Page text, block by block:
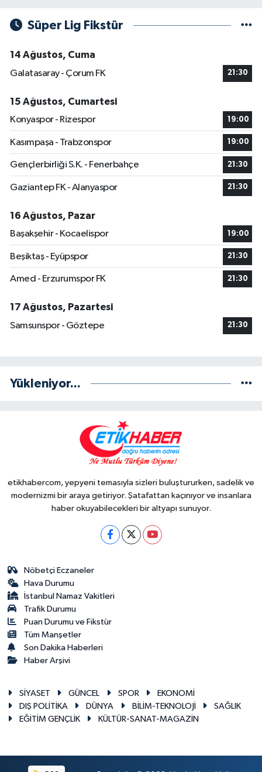
Süper Lig Fikstür
14 Ağustos, Cuma
Galatasaray - Çorum FK
21:30
15 Ağustos, Cumartesi
Konyaspor - Rizespor
19:00
Kasımpaşa - Trabzonspor 19:00
Gençlerbirliği S.K. - Fenerbahçe 21:30
Gaziantep FK - Alanyaspor 21:30
16 Ağustos, Pazar
Başakşehir - Kocaelispor
19:00
Beşiktaş - Eyüpspor 21:30
Amed - Erzurumspor FK 21:30
17 Ağustos, Pazartesi
Samsunspor - Göztepe
21:30
Yükleniyor...
etikhabercom, yepyeni temasıyla sizleri buluştururken, sadelik ve
modernizmi bir araya getiriyor. Şatafattan kaçınıyor ve insanlara
haber okuyabilecekleri bir altyapı sunuyor.
Nöbetçi Eczaneler
Hava Durumu
İstanbul Namaz Vakitleri
Trafik Durumu
Puan Durumu ve Fikstür
Tüm Manşetler
Son Dakika Haberleri
Haber Arşivi
SİYASET GÜNCEL SPOR
EKONOMİ
DIŞ POLİTİKA
DÜNYA BİLİM-TEKNOLOJİ
SAĞLIK
EĞİTİM GENÇLİK
KÜLTÜR-SANAT-MAGAZİN